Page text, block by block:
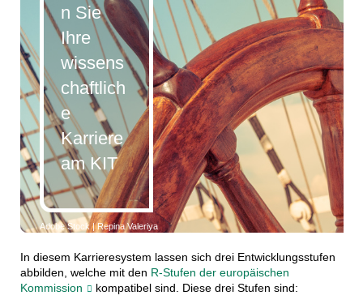
n Sie
Ihre
wissens
chaftlich
e
Karriere
am KIT
Adobe Stock | Repina Valeriya
In diesem Karrieresystem lassen sich drei Entwicklungsstufen
abbilden, welche mit den R-Stufen der europäischen
Kommission
kompatibel sind. Diese drei Stufen sind: